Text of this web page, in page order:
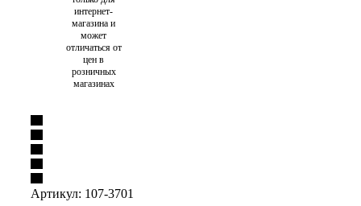
интернет-
магазина и
может
отличаться от
цен в
розничных
магазинах
Артикул: 107-3701